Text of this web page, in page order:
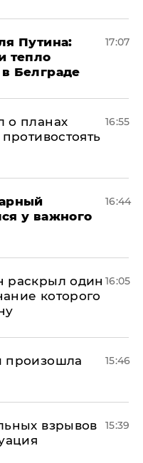
Путина:
тепло
Белграде
17:07
о планах
16:55
у важного
16:44
раскрыл один
которого
16:05
произошла
15:46
взрывов
15:39